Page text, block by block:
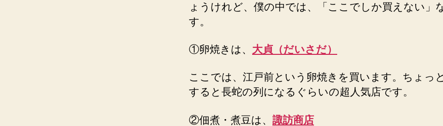
ょうけれど、僕の中では、「ここでしか買えない」
す。
①卵焼きは、 大貞（だいさだ）
ここでは、江戸前という卵焼きを買います。ちょっ
すると長蛇の列になるぐらいの超人気店です。
②佃煮・煮豆は、 諏訪商店